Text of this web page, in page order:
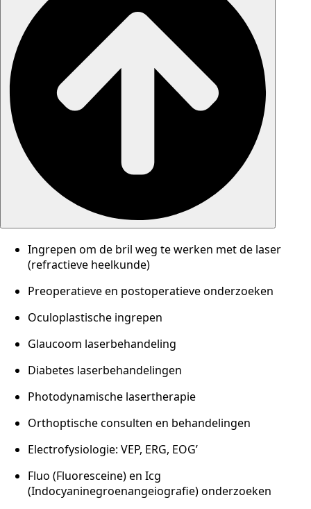
Ingrepen om de bril weg te werken met de laser
(refractieve heelkunde)
Preoperatieve en postoperatieve onderzoeken
Oculoplastische ingrepen
Glaucoom laserbehandeling
Diabetes laserbehandelingen
Photodynamische lasertherapie
Orthoptische consulten en behandelingen
Electrofysiologie: VEP, ERG, EOG’
Fluo (Fluoresceine) en Icg
(Indocyaninegroenangeiografie) onderzoeken